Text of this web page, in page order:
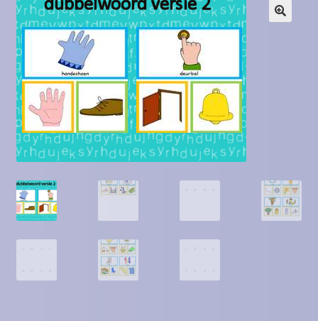
Blog
Contact
Homepagina
Mijn account
Privacy Policy
Winkelmand